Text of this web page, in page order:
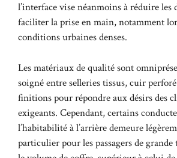
l’interface vise néanmoins à réduire les
faciliter la prise en main, notamment
conditions urbaines denses.
Les matériaux de qualité sont
soigné entre selleries tissus, cuir
finitions pour répondre aux désirs des
exigeants. Cependant, certains
l’habitabilité à l’arrière demeure
particulier pour les passagers de